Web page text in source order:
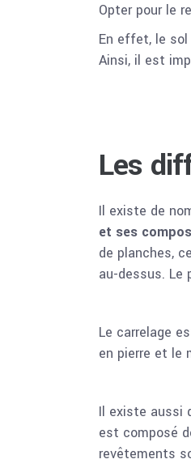
Opter pour le
En effet, le
Ainsi, il est
Les
Il existe de
et ses
de planches,
au-dessus. Le
Le carrelage
en pierre et le
Il existe aussi
est composé
revêtements